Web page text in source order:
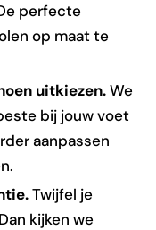
perfecte
op maat te
uitkiezen.We
bij jouw voet
aanpassen
Twijfel je
kijken we